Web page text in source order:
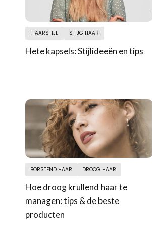
HAARSTIJL STIJG HAAR
Hete kapsels: Stijlideeën en tips
BORSTEND HAAR DROOG HAAR
Hoe droog krullend haar te
managen: tips & de beste
producten